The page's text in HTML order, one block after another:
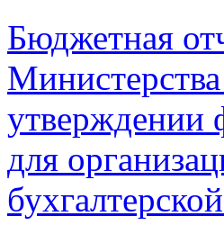
Бюджетная
утверждении
для